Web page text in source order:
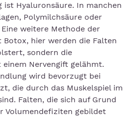
Hyaluronsäure. In manchen
Polymilchsäure oder
weitere Methode der
Botox, hier werden die Falten
sondern die
Nervengift gelähmt.
wird bevorzugt bei
die durch das Muskelspiel im
Falten, die sich auf Grund
Volumendefiziten gebildet